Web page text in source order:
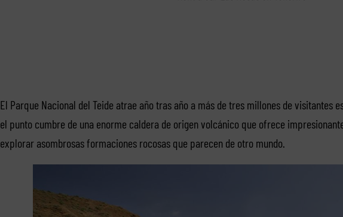
El Parque Nacional del Teide atrae año tras año a más de tres millones de visitantes
el punto cumbre de una enorme caldera de origen volcánico que ofrece
explorar asombrosas formaciones rocosas que parecen de otro mundo.